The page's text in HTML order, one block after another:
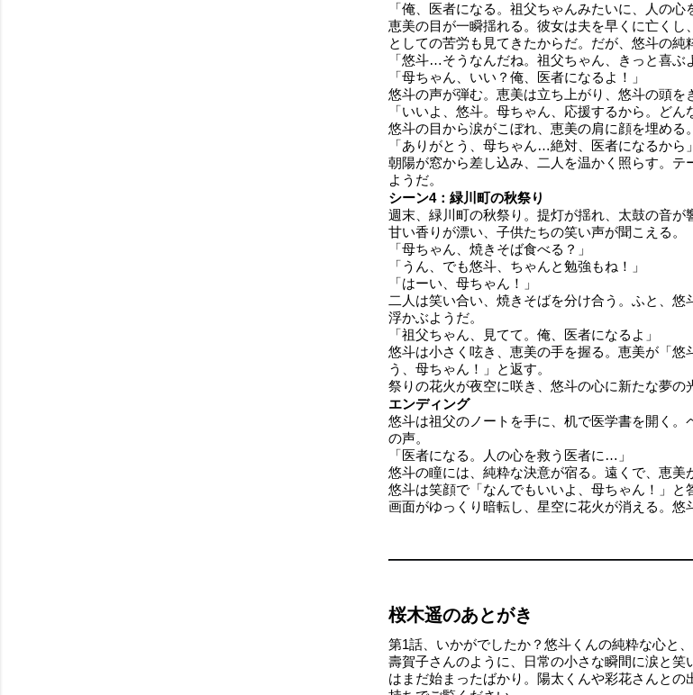
「俺、医者になる。祖父ちゃんみたいに、人の心
恵美の目が一瞬揺れる。彼女は夫を早くに亡く
としての苦労も見てきたからだ。だが、悠斗の純
「悠斗…そうなんだね。祖父ちゃん、きっと喜ぶ
「母ちゃん、いい？俺、医者になるよ！」
悠斗の声が弾む。恵美は立ち上がり、悠斗の頭を
「いいよ、悠斗。母ちゃん、応援するから。どん
悠斗の目から涙がこぼれ、恵美の肩に顔を埋める。
「ありがとう、母ちゃん…絶対、医者になるから」
朝陽が窓から差し込み、二人を温かく照らす。
ようだ。
シーン4：緑川町の秋祭り
週末、緑川町の秋祭り。提灯が揺れ、太鼓の音
甘い香りが漂い、子供たちの笑い声が聞こえる。
「母ちゃん、焼きそば食べる？」
「うん、でも悠斗、ちゃんと勉強もね！」
「はーい、母ちゃん！」
二人は笑い合い、焼きそばを分け合う。ふと、
浮かぶようだ。
「祖父ちゃん、見てて。俺、医者になるよ」
悠斗は小さく呟き、恵美の手を握る。恵美が「
う、母ちゃん！」と返す。
祭りの花火が夜空に咲き、悠斗の心に新たな夢の
エンディング
悠斗は祖父のノートを手に、机で医学書を開く
の声。
「医者になる。人の心を救う医者に…」
悠斗の瞳には、純粋な決意が宿る。遠くで、恵美
悠斗は笑顔で「なんでもいいよ、母ちゃん！」と
画面がゆっくり暗転し、星空に花火が消える。悠
桜木遥のあとがき
第1話、いかがでしたか？悠斗くんの純粋な心と
壽賀子さんのように、日常の小さな瞬間に涙と
はまだ始まったばかり。陽太くんや彩花さんと